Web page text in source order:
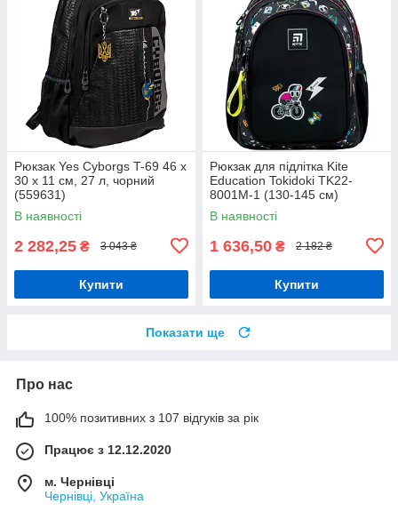
Рюкзак Yes Cyborgs T-69 46 х
30 х 11 см, 27 л, чорний
(559631)
В наявності
2 282,25 ₴ 3 043 ₴
Купити
Рюкзак для підлітка Kite
Education Tokidoki TK22-
8001M-1 (130-145 см)
В наявності
1 636,50 ₴ 2 182 ₴
Купити
Показати ще
Про нас
100% позитивних з 107 відгуків за рік
Працює з 12.12.2020
м. Чернівці
Чернівці, Україна